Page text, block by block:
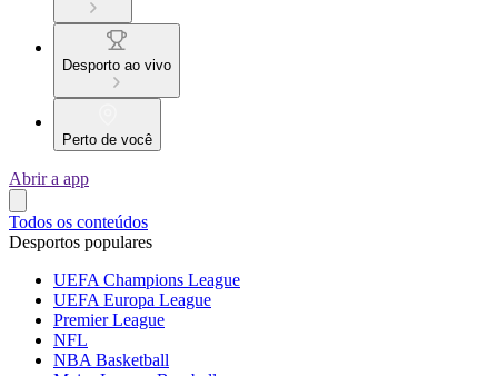
Desporto ao vivo
Perto de você
Abrir a app
Todos os conteúdos
Desportos populares
UEFA Champions League
UEFA Europa League
Premier League
NFL
NBA Basketball